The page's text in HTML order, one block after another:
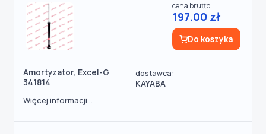
Amortyzator, Excel-G
341814
dostawca:
KAYABA
cena brutto:
197.00 zł
Do koszyka
Więcej informacji...